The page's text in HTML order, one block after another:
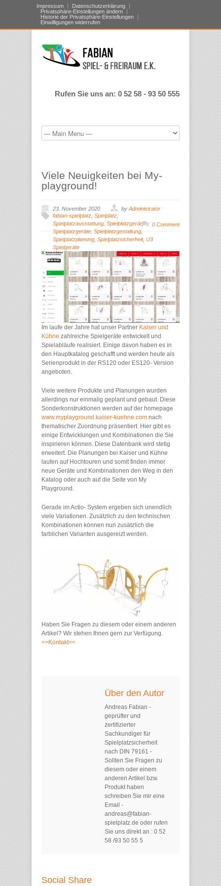
Impressum
Datenschutzerklärung
Privatsphäre-Einstellungen ändern
Historie der Privatsphäre-Einstellungen
Einwilligungen widerrufen
Rufen Sie uns an: 0 52 58 - 93 50 555
Viele Neuigkeiten bei My-
playground!
23. November 2020 by Administrator
fabian-spielplatz Spielplatz
Spielplatzausstattung Spielplatzgerät,
Spielplatzgeräte Spielplatzgestaltung
Spielplatzplanung Spielplatzsicherheit, U3
Spielgeräte
0 Comment
Im laufe der Jahre hat unser Partner Kaiser und
Kühne zahlreiche Spielgeräte entwickelt und
Spielabläufe realisiert. Einige davon haben es in
den Hauptkatalog geschafft und werden heute als
Serienprodukt in der RS120 oder ES120- Version
angeboten.
Viele weitere Produkte und Planungen wurden
allerdings nur einmalig geplant und gebaut. Diese
Sonderkonstruktionen werden auf der homepage
www.myplayground.kaiser-kuehne.com nach
thematischer Zuordnung präsentiert. Hier gibt es
einige Entwicklungen und Kombinationen die Sie
inspirieren können. Diese Datenbank wird stetig
erweitert. Die Planungen bei Kaiser und Kühne
laufen auf Hochtouren und somit finden immer
neue Geräte und Kombinationen den Weg in den
Katalog oder auch auf die Seite von My
Playground.
Gerade im Actio- System ergeben sich unendlich
viele Variationen. Zusätzlich zu den technischen
Kombinationen können nun zusätzlich die
farblichen Varianten ausgereizt werden.
Haben Sie Fragen zu diesem oder einem anderen
Artikel? Wir stehen Ihnen gern zur Verfügung.
>>Kontakt<<
Über den Autor
Andreas Fabian -
geprüfter und
zertifizierter
Sachkundiger für
Spielplatzsicherheit
nach DIN 79161 -
Sollten Sie Fragen zu
diesem oder einem
anderen Artikel bzw.
Produkt haben
schreiben Sie mir eine
Email -
andreas@fabian-
spielplatz.de oder rufen
Sie uns direkt an : 0 52
58 /93 50 55 5
Social Share